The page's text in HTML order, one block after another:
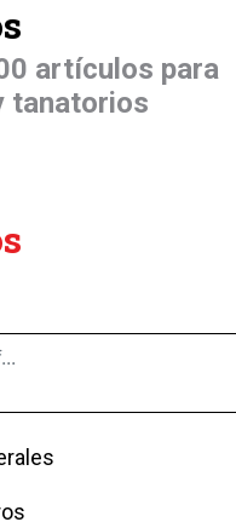
artículos para
tanatorios